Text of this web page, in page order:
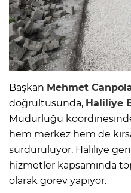
Başkan Mehmet
doğrultusunda, Haliliye
Müdürlüğü
hem merkez hem de
sürdürülüyor. Haliliye
hizmetler kapsamında
olarak görev yapıyor.